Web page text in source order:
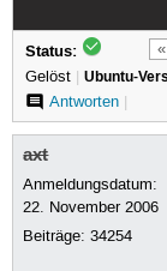
Status:
Gelöst | Ubuntu-
Antworten|
axt
Anmeldungsdatum:
22. November 2006
Beiträge:34254